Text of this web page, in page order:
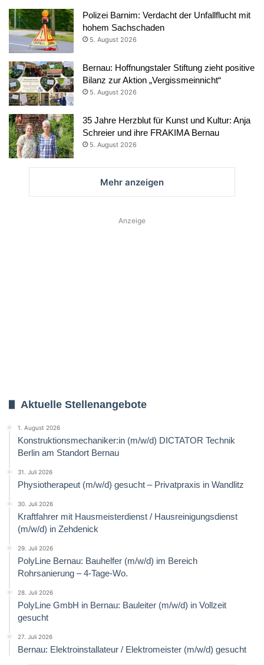
Polizei Barnim: Verdacht der Unfallflucht mit
hohem Sachschaden
5. August 2026
Bernau: Hoffnungstaler Stiftung zieht positive
Bilanz zur Aktion „Vergissmeinnicht“
5. August 2026
35 Jahre Herzblut für Kunst und Kultur: Anja
Schreier und ihre FRAKIMA Bernau
5. August 2026
Mehr anzeigen
Anzeige
Aktuelle Stellenangebote
1. August 2026
Konstruktionsmechaniker:in (m/w/d) DICTATOR Technik
Berlin am Standort Bernau
31. Juli 2026
Physiotherapeut (m/w/d) gesucht – Privatpraxis in Wandlitz
30. Juli 2026
Kraftfahrer mit Hausmeisterdienst / Hausreinigungsdienst
(m/w/d) in Zehdenick
29. Juli 2026
PolyLine Bernau: Bauhelfer (m/w/d) im Bereich
Rohrsanierung – 4-Tage-Wo.
28. Juli 2026
PolyLine GmbH in Bernau: Bauleiter (m/w/d) in Vollzeit
gesucht
27. Juli 2026
Bernau: Elektroinstallateur / Elektromeister (m/w/d) gesucht